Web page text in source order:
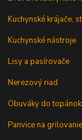
Kuchynské krájače,
Kuchynské nástroje
Lisy a pasírovače
Nerezový riad
Obuváky do topánok
Panvice na grilovanie